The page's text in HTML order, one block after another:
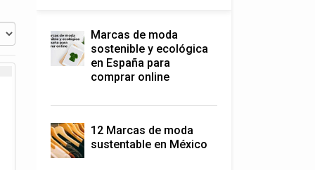
Marcas de moda
sostenible y ecológica
en España para
comprar online
12 Marcas de moda
sustentable en México